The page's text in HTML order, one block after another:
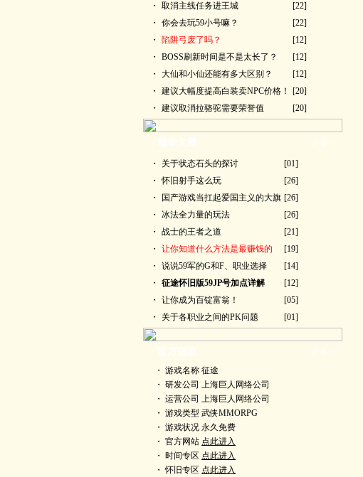
・
取消主线任务进王城
[22]
・
你会去玩59小号嘛？
[22]
・
陷阱弓废了吗？
[12]
・
BOSS刷新时间是不是太长了？
[12]
・
大仙和小仙还能有多大区别？
[12]
・
建议大幅度提高白装卖NPC价格！
[20]
・
建议取消拉骆驼需要荣誉值 [20]
・ 关于状态石头的探讨
[01]
・
怀旧射手这么玩
[26]
・
国产游戏当扛起爱国主义的大旗 [26]
・
冰法全力量的玩法
[26]
・
战士的王者之道
[21]
・
让你知道什么方法是最赚钱的
[19]
・
说说59军的G和F、职业选择
[14]
・
征途怀旧版59JP号加点详解
[12]
・
让你成为百锭富翁！
[05]
・
关于各职业之间的PK问题 [01]
・ 游戏名称 征途
・ 研发公司 上海巨人网络公司
・ 运营公司 上海巨人网络公司
・ 游戏类型 武侠MMORPG
・ 游戏状况 永久免费
・ 官方网站 点此进入
・ 时间专区 点此进入
・ 怀旧专区 点此进入